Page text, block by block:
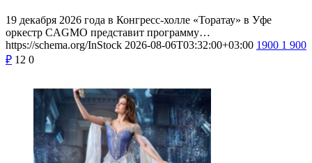
19 декабря 2026 года в Конгресс-холле «Торатау» в Уфе
оркестр CAGMO представит программу…
https://schema.org/InStock 2026-08-06T03:32:00+03:00 1900 1 900
₽ 12 0